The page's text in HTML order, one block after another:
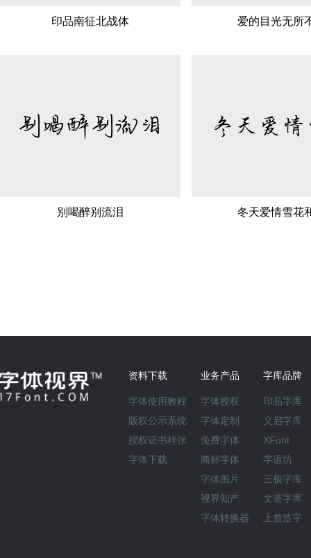
印品南征北战体 爱的目光无所
别喝醉别流泪
别喝醉别流泪
冬天爱
冬天爱情雪花
资料下载
字体使用教程
版权公示系统
授权证书样张
字体下载
业务产品
字体授权
字体定制
免费字体
商标字体
字体图片
视界知产
字体转换器
字库品牌
印品字库
义启字库
XFont
字语坊
三极字库
文道字库
上首造字